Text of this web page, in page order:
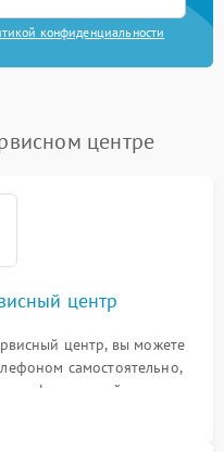
конфиденциальности
центре
центр
центр, вы можете
самостоятельно,
на сайте